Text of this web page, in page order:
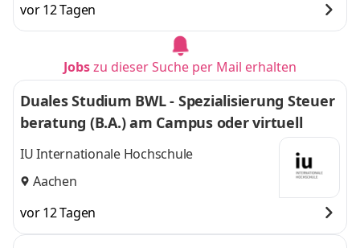
vor 12 Tagen
Jobszu dieser Suche per Mail erhalten
Duales Studium BWL - Spezialisierung Steuer
beratung (B.A.) am Campus oder virtuell
IU Internationale Hochschule
Aachen
vor 12 Tagen